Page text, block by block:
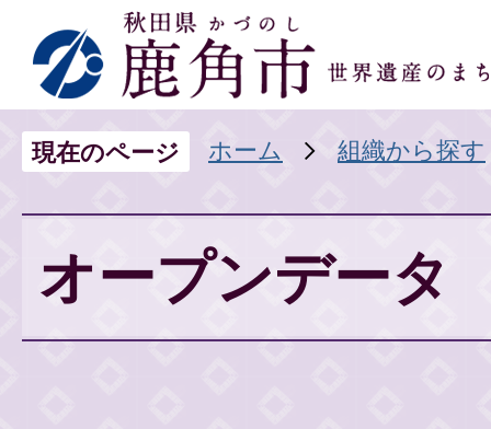
現在のページ ホーム 組織から探す
オープンデータ